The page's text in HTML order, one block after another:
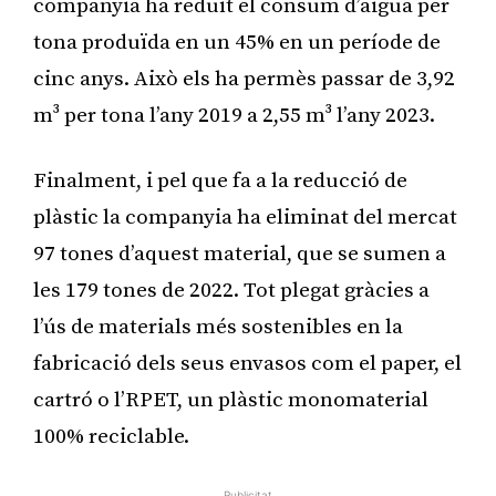
companyia ha reduït el consum d’aigua per
tona produïda en un 45% en un període de
cinc anys. Això els ha permès passar de 3,92
m³ per tona l’any 2019 a 2,55 m³ l’any 2023.
Finalment, i pel que fa a la reducció de
plàstic la companyia ha eliminat del mercat
97 tones d’aquest material, que se sumen a
les 179 tones de 2022. Tot plegat gràcies a
l’ús de materials més sostenibles en la
fabricació dels seus envasos com el paper, el
cartró o l’RPET, un plàstic monomaterial
100% reciclable.